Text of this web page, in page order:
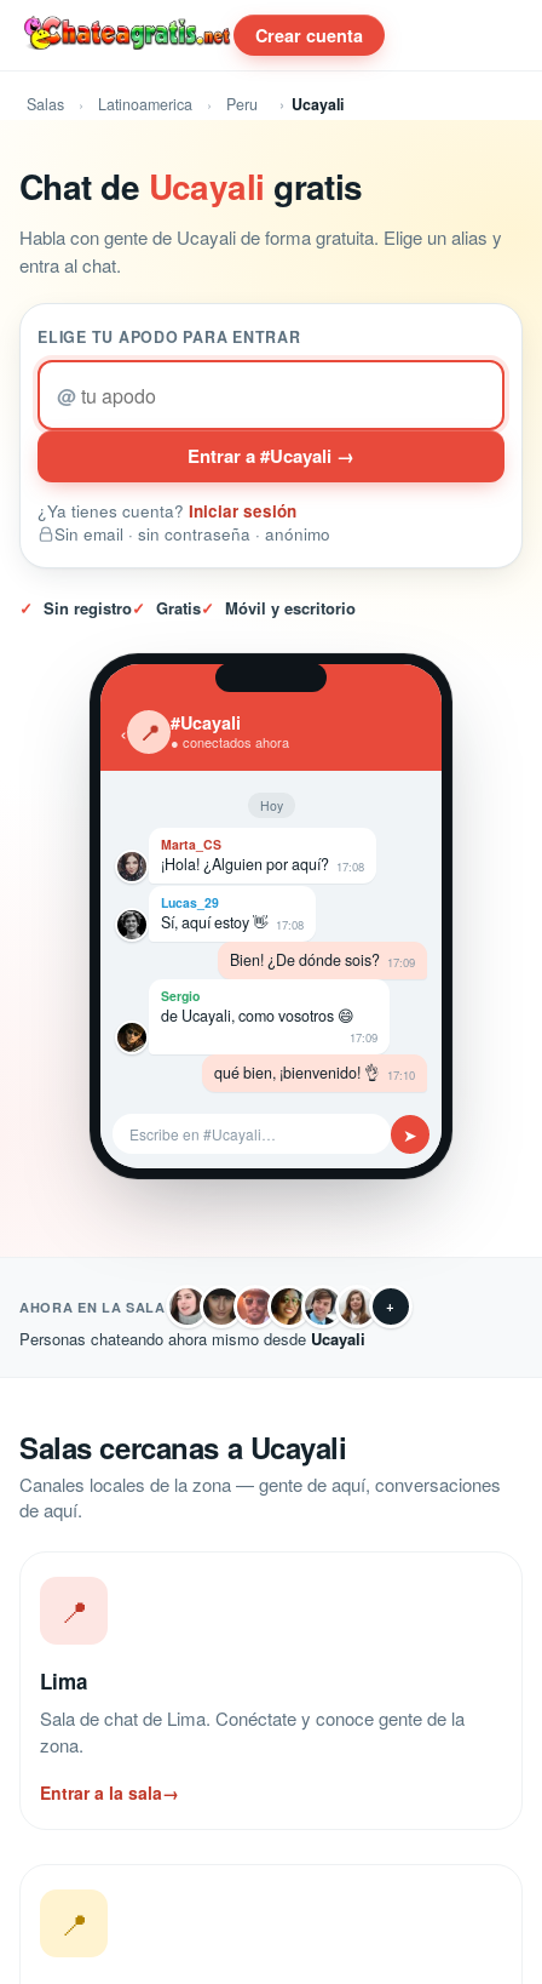
Crear cuenta
Salas Latinoamerica Peru Ucayali
Chat de Ucayali gratis
Habla con gente de Ucayali de forma gratuita. Elige un alias y
entra al chat.
ELIGE TU APODO PARA ENTRAR
@
Entrar a #Ucayali →
¿Ya tienes cuenta? Iniciar sesión
Sin email · sin contraseña · anónimo
✓ Sin registro✓ Gratis✓ Móvil y escritorio
‹ 📍 #Ucayali
● conectados ahora
Hoy
Marta_CS
¡Hola! ¿Alguien por aquí? 17:08
Lucas_29
Sí, aquí estoy 👋 17:08
Bien! ¿De dónde sois? 17:09
Sergio
de Ucayali, como vosotros 😄
17:09
qué bien, ¡bienvenido! 👌 17:10
Escribe en #Ucayali… ➤
AHORA EN LA SALA +
Personas chateando ahora mismo desde Ucayali
Salas cercanas a Ucayali
Canales locales de la zona — gente de aquí, conversaciones
de aquí.
📍
Lima
Sala de chat de Lima. Conéctate y conoce gente de la
zona.
Entrar a la sala→
📍